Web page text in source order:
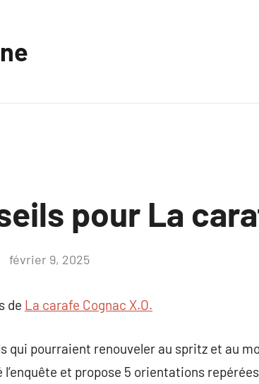
pour La
février 9, 2025
de La carafe Cognac X.O.
qui pourraient renouveler au spritz et au
l’enquête et propose 5 orientations